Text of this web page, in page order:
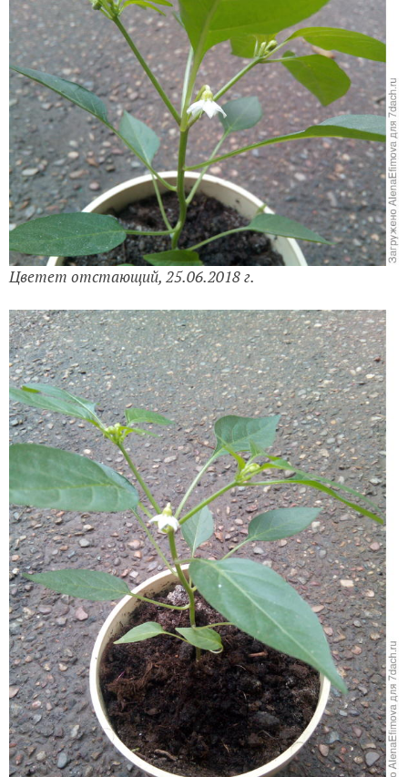
Цветет отстающий, 25.06.2018 г.